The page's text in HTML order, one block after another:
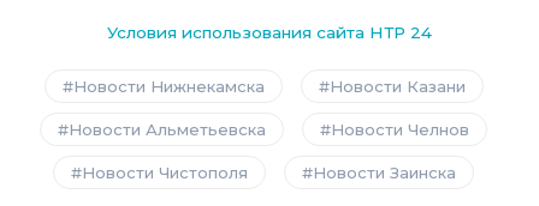
Условия использования сайта НТР 24
Новости Нижнекамска Новости Казани
Новости Альметьевска Новости Челнов
Новости Чистополя Новости Заинска